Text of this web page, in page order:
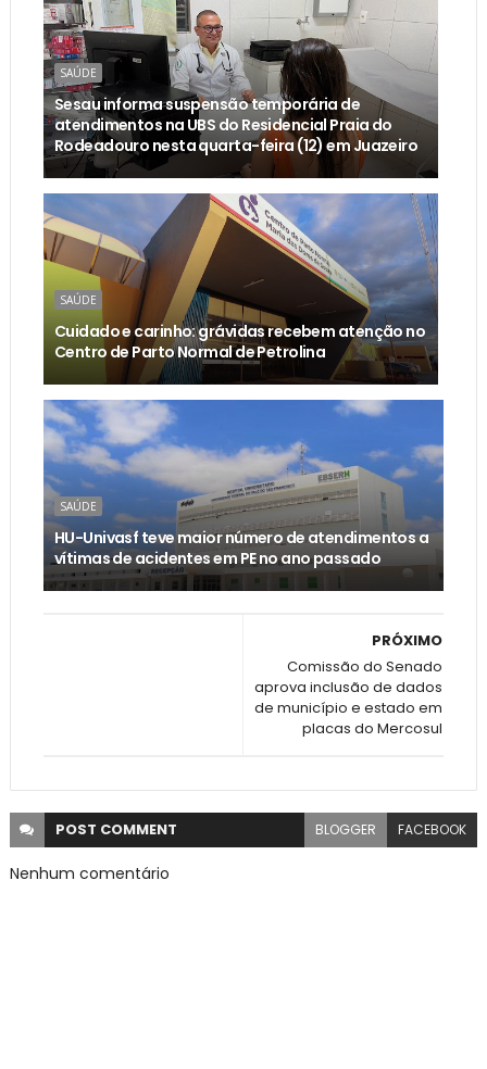
SAÚDE
Sesau informa suspensão temporária de
atendimentos na UBS do Residencial Praia do
Rodeadouro nesta quarta-feira (12) em Juazeiro
SAÚDE
Cuidado e carinho: grávidas recebem atenção no
Centro de Parto Normal de Petrolina
SAÚDE
HU-Univasf teve maior número de atendimentos a
vítimas de acidentes em PE no ano passado
PRÓXIMO
Comissão do Senado
aprova inclusão de dados
de município e estado em
placas do Mercosul
POST COMMENT BLOGGER FACEBOOK
Nenhum comentário